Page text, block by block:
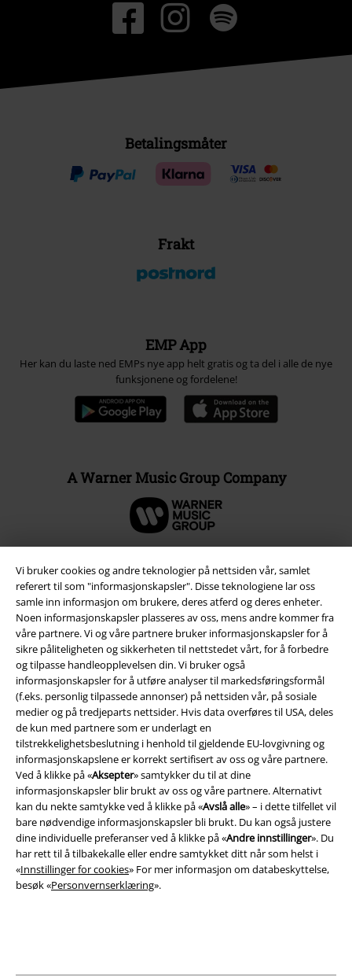
Vi bruker cookies og andre teknologier på nettsiden vår, samlet
referert til som "informasjonskapsler". Disse teknologiene lar oss
samle inn informasjon om brukere, deres atferd og deres enheter.
Noen informasjonskapsler plasseres av oss, mens andre kommer fra
våre partnere. Vi og våre partnere bruker informasjonskapsler for å
sikre påliteligheten og sikkerheten til nettstedet vårt, for å forbedre
og tilpasse handleopplevelsen din. Vi bruker også
informasjonskapsler for å utføre analyser til markedsføringsformål
(f.eks. personlig tilpassede annonser) på nettsiden vår, på sosiale
medier og på tredjeparts nettsider. Hvis data overføres til USA, deles
de kun med partnere som er underlagt en
tilstrekkelighetsbeslutning i henhold til gjeldende EU-lovgivning og
informasjonskapslene er korrekt sertifisert av oss og våre partnere.
Ved å klikke på «Aksepter» samtykker du til at dine
informasjonskapsler blir brukt av oss og våre partnere. Alternativt
kan du nekte samtykke ved å klikke på «Avslå alle» – i dette tilfellet vil
bare nødvendige informasjonskapsler bli brukt. Du kan også justere
dine individuelle preferanser ved å klikke på «Andre innstillinger». Du
har rett til å tilbakekalle eller endre samtykket ditt når som helst i
«Innstillinger for cookies» For mer informasjon om databeskyttelse,
besøk «Personvernserklæring».
Betalingsmåter
Frakt
EMP App
Her kan du laste ned EMPs nye app helt gratis og ta del i alle de nye
funksjonene og fordelene!
A Warner Music Group Company
Juridisk informasjon/Vilkår
Vilkår
Impressum
Konfidensialitetserklæring
Avfallshåndtering og miljøbeskyttelse
Samsvarserklæring